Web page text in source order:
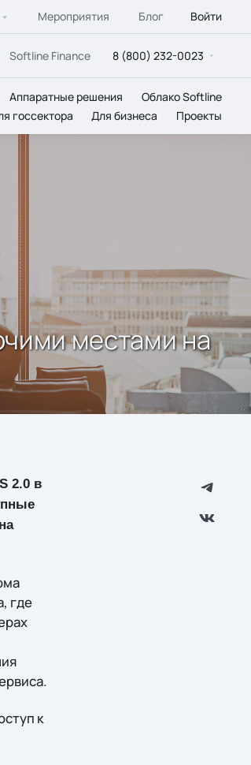
Мероприятия Блог Войти
Softline Finance 8 (800) 232-0023
Аппаратные решения
Облако Softline
госсектора Для бизнеса Проекты
местами на
2.0 в
где
к